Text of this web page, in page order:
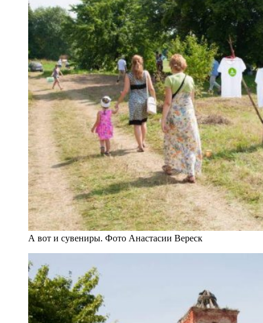
А вот и сувениры. Фото Анастасии Вереск